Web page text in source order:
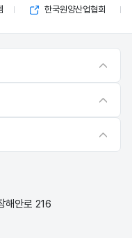
한국원양산업협회
해안로 216